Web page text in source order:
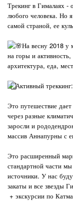
Трекинг в Гималаях
любого человека. Но
самой страной, ее
На весну 2018 у
на горы и
архитектура, еда,
Активный
Это путешествие
через разные
заросли и
массив Аннапурны с
Это расширенный
стандартной части
источники. У нас
закаты и все звезды
+ экскурсии по